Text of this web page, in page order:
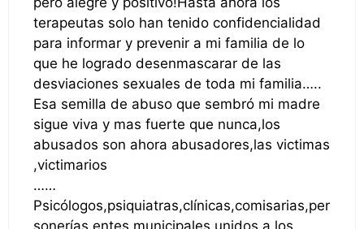
terapeutas solo han tenido confidencialidad
para informar y prevenir a mi familia de lo
que he logrado desenmascarar de las
desviaciones sexuales de toda mi familia…..
Esa semilla de abuso que sembró mi madre
sigue viva y mas fuerte que nunca,los
abusados son ahora abusadores,las victimas
,victimarios
……
Psicólogos,psiquiatras,clínicas,comisarias,per
sonerías,entes municipales unidos a los